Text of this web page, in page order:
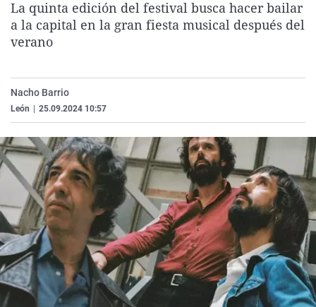
La rosa de los vientos
Gente viajera
Caso
Retornados
Extremadura
Virales
La quinta edición del festival busca hacer bailar
a la capital en la gran fiesta musical después del
verano
Nacho Barrio
León 25.09.2024 10:57